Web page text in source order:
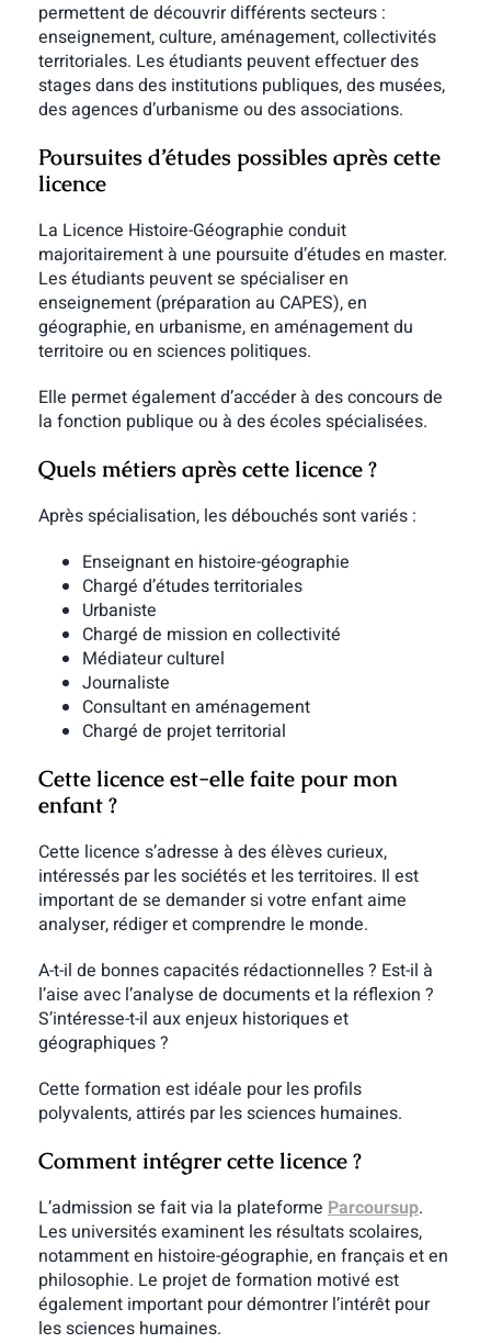
permettent de découvrir différents secteurs :
enseignement, culture, aménagement, collectivités
territoriales. Les étudiants peuvent effectuer des
stages dans des institutions publiques, des musées,
des agences d’urbanisme ou des associations.
Poursuites d’études possibles après cette
licence
La Licence Histoire-Géographie conduit
majoritairement à une poursuite d’études en master.
Les étudiants peuvent se spécialiser en
enseignement (préparation au CAPES), en
géographie, en urbanisme, en aménagement du
territoire ou en sciences politiques.
Elle permet également d’accéder à des concours de
la fonction publique ou à des écoles spécialisées.
Quels métiers après cette licence ?
Après spécialisation, les débouchés sont variés :
Enseignant en histoire-géographie
Chargé d’études territoriales
Urbaniste
Chargé de mission en collectivité
Médiateur culturel
Journaliste
Consultant en aménagement
Chargé de projet territorial
Cette licence est-elle faite pour mon
enfant ?
Cette licence s’adresse à des élèves curieux,
intéressés par les sociétés et les territoires. Il est
important de se demander si votre enfant aime
analyser, rédiger et comprendre le monde.
A-t-il de bonnes capacités rédactionnelles ? Est-il à
l’aise avec l’analyse de documents et la réflexion ?
S’intéresse-t-il aux enjeux historiques et
géographiques ?
Cette formation est idéale pour les profils
polyvalents, attirés par les sciences humaines.
Comment intégrer cette licence ?
L’admission se fait via la plateforme Parcoursup.
Les universités examinent les résultats scolaires,
notamment en histoire-géographie, en français et en
philosophie. Le projet de formation motivé est
également important pour démontrer l’intérêt pour
les sciences humaines.